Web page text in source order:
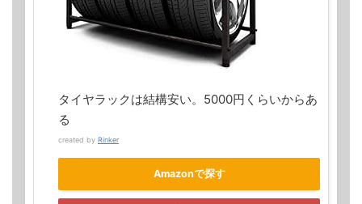
タイヤラックは結構安い。5000円くらいからあ
る
created by Rinker
Amazonで探す